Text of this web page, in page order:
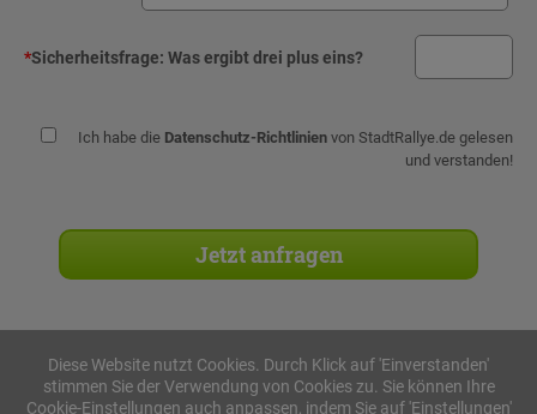
*Sicherheitsfrage: Was ergibt drei plus eins?
Ich habe die Datenschutz-Richtlinien von StadtRallye.de gelesen
und verstanden!
Stadtrallyes
Diese Website nutzt Cookies. Durch Klick auf 'Einverstanden'
stimmen Sie der Verwendung von Cookies zu. Sie können Ihre
Cookie-Einstellungen auch anpassen, indem Sie auf 'Einstellungen'